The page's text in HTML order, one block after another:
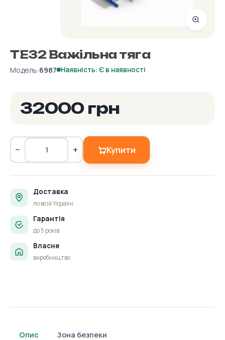
ТЕ32 Важільна тяга
Модель:6987 Наявність: Є в наявності
32000 грн
− + Купити
Доставка
по всій Україні
Гарантія
до 5 років
Власне
виробництво
Опис Зона безпеки